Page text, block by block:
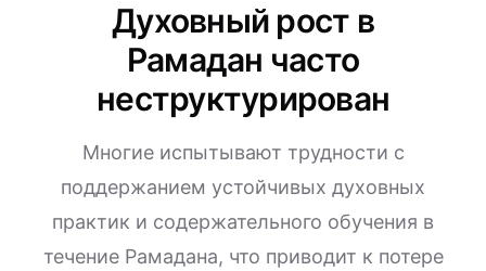
Духовный рост в
Рамадан часто
неструктурирован
Многие испытывают трудности с
поддержанием устойчивых духовных
практик и содержательного обучения в
течение Рамадана, что приводит к потере